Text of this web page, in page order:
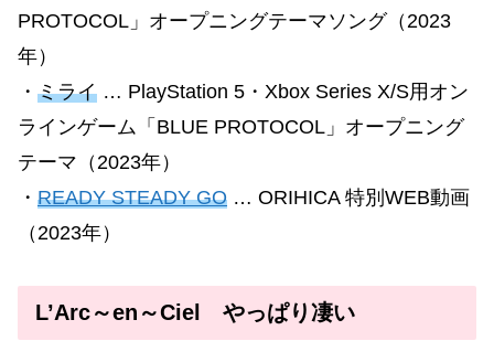
PROTOCOL」オープニングテーマソング（2023
年）
・ ミライ … PlayStation 5・Xbox Series X/S用オン
ラインゲーム「BLUE PROTOCOL」オープニング
テーマ（2023年）
・ READY STEADY GO … ORIHICA 特別WEB動画
（2023年）
L’Arc～en～Ciel やっぱり凄い